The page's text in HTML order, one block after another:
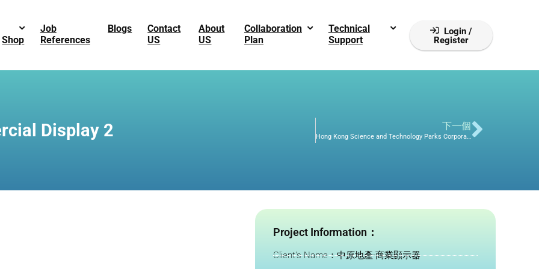
Shop
Job
References
Blogs
Contact
US
About
US
Collaboration
Plan
Technical
Support
Login /
Register
Display 2 下一個
Hong Kong Science and Technology Parks Corporation
Project Information：
Client's Name：中原地產-商業顯示器